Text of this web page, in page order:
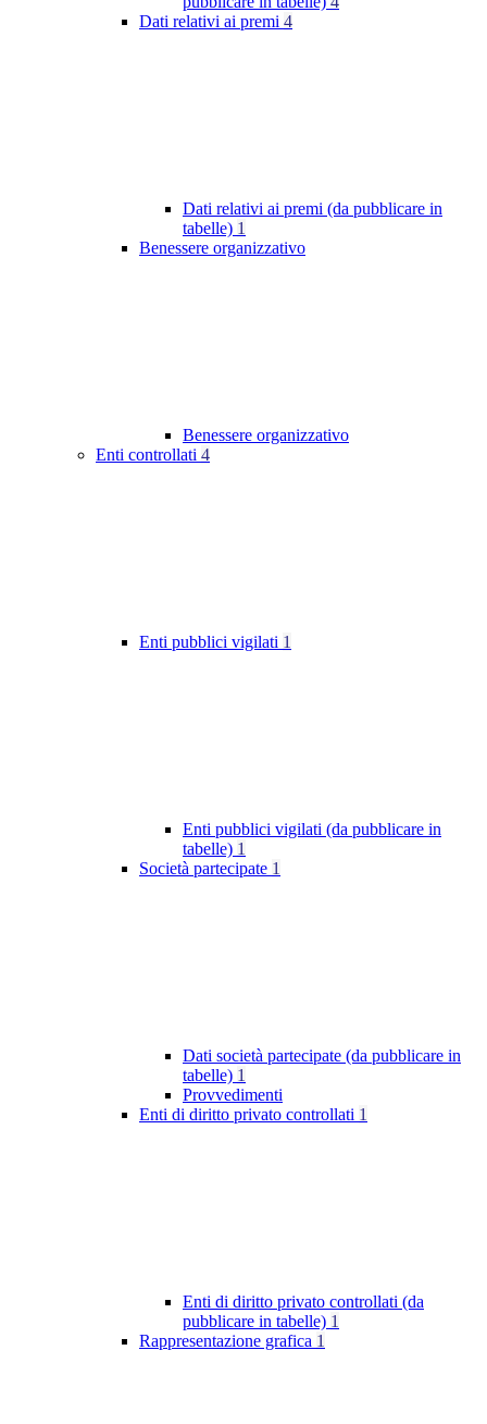
Dati relativi ai premi 4
Dati relativi ai premi (da pubblicare in
tabelle) 1
Benessere organizzativo
Benessere organizzativo
Enti controllati 4
Enti pubblici vigilati 1
Enti pubblici vigilati (da pubblicare in
tabelle) 1
Società partecipate 1
Dati società partecipate (da pubblicare in
tabelle) 1
Provvedimenti
Enti di diritto privato controllati 1
Enti di diritto privato controllati (da
pubblicare in tabelle) 1
Rappresentazione grafica 1